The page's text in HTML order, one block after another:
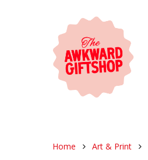
Home Art & Print